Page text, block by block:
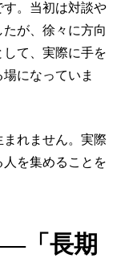
す。当初は対談や
が、徐々に方向
て、実際に手を
になっていま
れません。実際
を集めることを
「長期